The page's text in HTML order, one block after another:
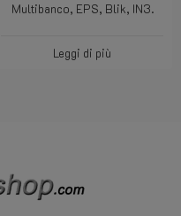
Multibanco, EPS, Blik, IN3.
Leggi di più